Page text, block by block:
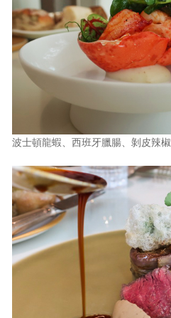
波士頓龍蝦、西班牙臘腸、剝皮辣椒